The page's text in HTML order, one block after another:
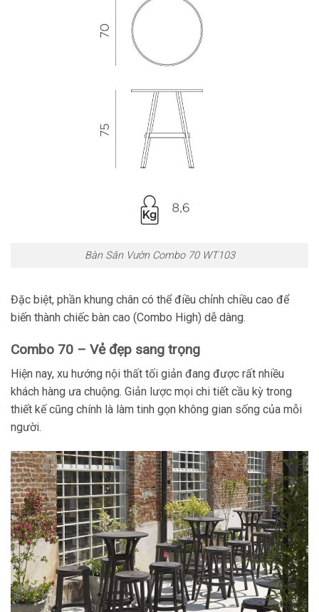
Bàn Sân Vườn Combo 70 WT103
Đặc biệt, phần khung chân có thể điều chỉnh chiều cao để
biến thành chiếc bàn cao (Combo High) dễ dàng.
Combo 70 – Vẻ đẹp sang trọng
Hiện nay, xu hướng nội thất tối giản đang được rất nhiều
khách hàng ưa chuộng. Giản lược mọi chi tiết cầu kỳ trong
thiết kế cũng chính là làm tinh gọn không gian sống của mỗi
người.